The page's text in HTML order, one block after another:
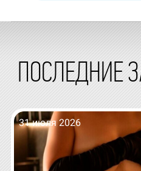
ПОСЛЕДНИЕ
31 июля 2026